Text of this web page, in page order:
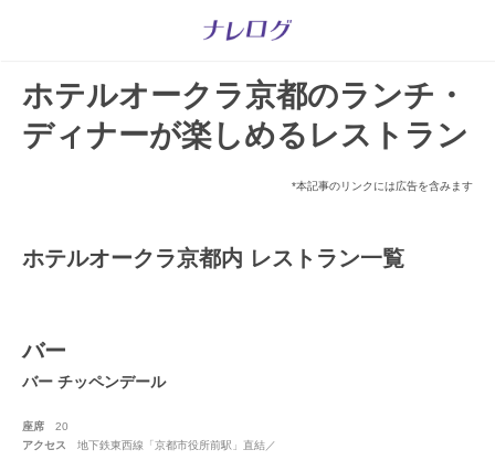
ホテルオークラ京都のランチ・
ディナーが楽しめるレストラン
*本記事のリンクには広告を含みます
ホテルオークラ京都内 レストラン一覧
バー
バー チッペンデール
座席 20
アクセス 地下鉄東西線「京都市役所前駅」直結／